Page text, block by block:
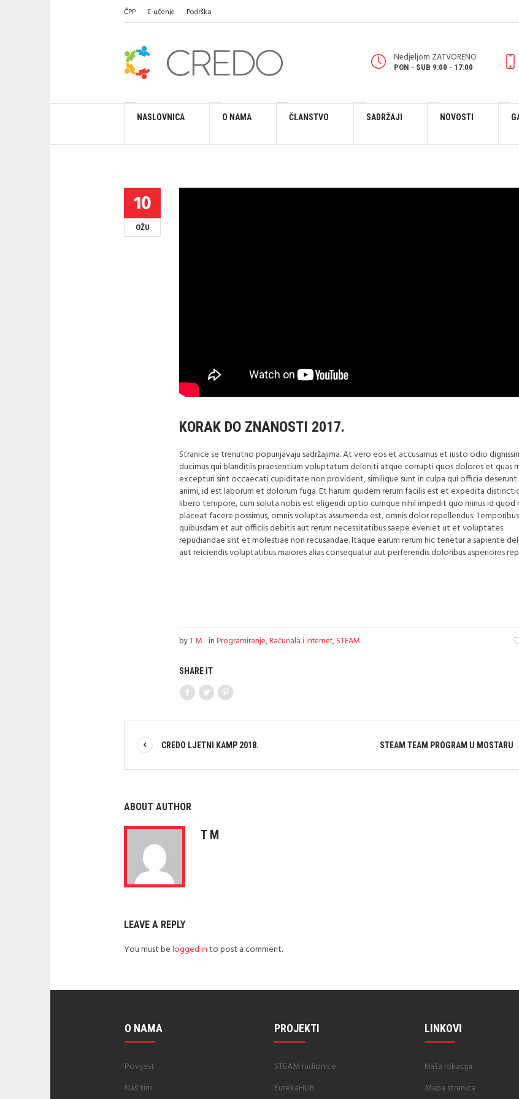
ČPP E-učenje Podrška
Nedjeljom ZATVORENO
PON - SUB 9:00 - 17:00
NASLOVNICA O NAMA ČLANSTVO SADRŽAJI NOVOSTI
10
OŽU
KORAK DO ZNANOSTI 2017.
Stranice se trenutno popunjavaju sadržajima. At vero eos et accusamus et iusto odio
ducimus qui blanditiis praesentium voluptatum deleniti atque corrupti quos dolores et quas
excepturi sint occaecati cupiditate non provident, similique sunt in culpa qui officia
animi, id est laborum et dolorum fuga. Et harum quidem rerum facilis est et expedita
libero tempore, cum soluta nobis est eligendi optio cumque nihil impedit quo minus id quod
placeat facere possimus, omnis voluptas assumenda est, omnis dolor repellendus.
quibusdam et aut officiis debitis aut rerum necessitatibus saepe eveniet ut et voluptates
repudiandae sint et molestiae non recusandae. Itaque earum rerum hic tenetur a sapiente
aut reiciendis voluptatibus maiores alias consequatur aut perferendis doloribus asperiores
byT M inProgramiranje,Računala i internet,STEAM
SHARE IT
CREDO LJETNI KAMP 2018. STEAM TEAM PROGRAM U MOSTARU
ABOUT AUTHOR
T M
LEAVE A REPLY
You must belogged into post a comment.
O NAMA
Povijest
Naš tim
PROJEKTI
STEAM radionice
EurekaHUB
LINKOVI
Naša lokacija
Mapa stranica